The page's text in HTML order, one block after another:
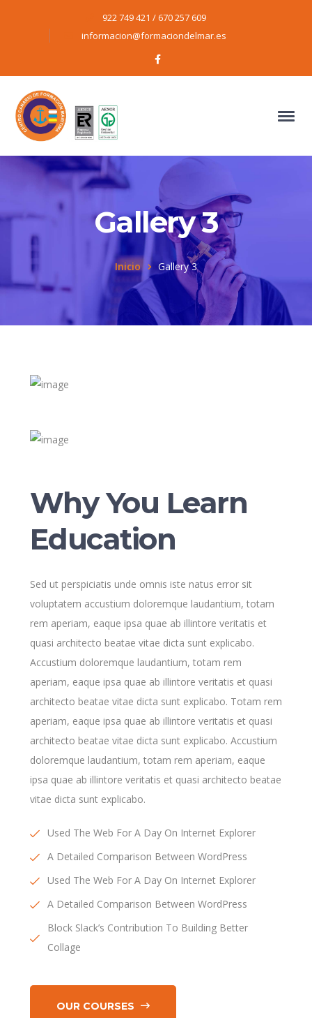
922 749 421 / 670 257 609
informacion@formaciondelmar.es
Facebook
Profile
Gallery 3
Inicio Gallery 3
Why You Learn
Education
Sed ut perspiciatis unde omnis iste natus error sit
voluptatem accustium doloremque laudantium, totam
rem aperiam, eaque ipsa quae ab illintore veritatis et
quasi architecto beatae vitae dicta sunt explicabo.
Accustium doloremque laudantium, totam rem
aperiam, eaque ipsa quae ab illintore veritatis et quasi
architecto beatae vitae dicta sunt explicabo. Totam rem
aperiam, eaque ipsa quae ab illintore veritatis et quasi
architecto beatae vitae dicta sunt explicabo. Accustium
doloremque laudantium, totam rem aperiam, eaque
ipsa quae ab illintore veritatis et quasi architecto beatae
vitae dicta sunt explicabo.
Used The Web For A Day On Internet Explorer
A Detailed Comparison Between WordPress
Used The Web For A Day On Internet Explorer
A Detailed Comparison Between WordPress
Block Slack’s Contribution To Building Better
Collage
OUR COURSES